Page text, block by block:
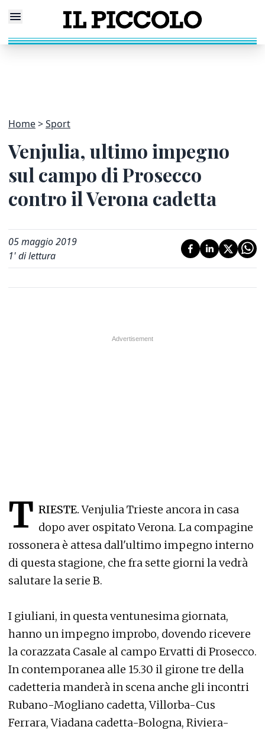
Home Sport
Venjulia, ultimo impegno
sul campo di Prosecco
contro il Verona cadetta
05 maggio 2019
1' di lettura
T RIESTE.Venjulia Trieste ancora in casa
dopo aver ospitato Verona. La compagine
rossonera è attesa dall'ultimo impegno interno
di questa stagione, che fra sette giorni la vedrà
salutare la serie B.
I giuliani, in questa ventunesima giornata,
hanno un impegno improbo, dovendo ricevere
la corazzata Casale al campo Ervatti di Prosecco.
In contemporanea alle 15.30 il girone tre della
cadetteria manderà in scena anche gli incontri
Rubano-Mogliano cadetta, Villorba-Cus
Ferrara, Viadana cadetta-Bologna, Riviera-